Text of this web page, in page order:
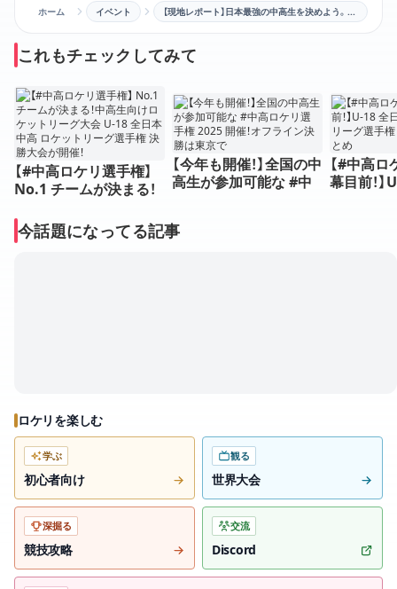
ホーム イベント 【現地レポート】日本最強の中高生を決めよう。U-18 全日本中高 ロケットリーグ選手権 決勝大会
これもチェックしてみて
【#中高ロケリ選手権】
No.1 チームが決まる！
ーグ大会 U-18 全日本
中高 ロケットリーグ選
【今年も開催！】全国の中
高生が参加可能な #中
東京で
【#中高
幕目前！
今話題になってる記事
ロケリを楽しむ
学ぶ
初心者向け
観る
世界大会
深掘る
競技攻略
交流
Discord